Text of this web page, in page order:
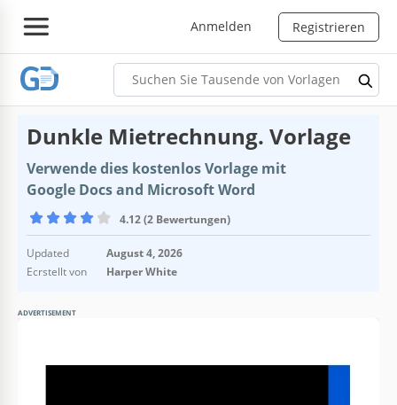
Anmelden Registrieren
Dunkle Mietrechnung. Vorlage
Verwende dies kostenlos Vorlage mit
Google Docs and Microsoft Word
4.12 (2 Bewertungen)
Updated
August 4, 2026
Ecrstellt von
Harper White
ADVERTISEMENT